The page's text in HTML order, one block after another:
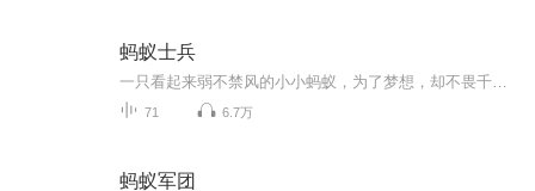
蚂蚁士兵
71 6.7万
蚂蚁军团